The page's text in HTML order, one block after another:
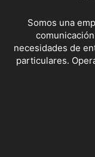
Somos una
necesidades de
particulares.